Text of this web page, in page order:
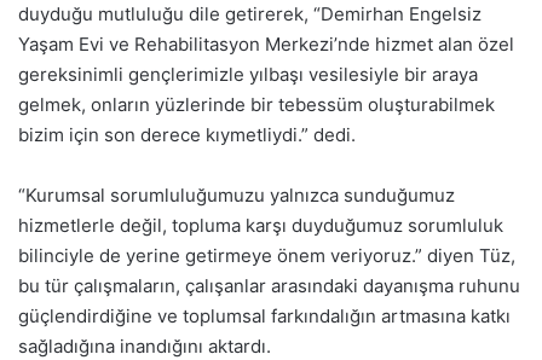
duyduğu mutluluğu dile getirerek, “Demirhan Engelsiz
Yaşam Evi ve Rehabilitasyon Merkezi’nde hizmet alan özel
gereksinimli gençlerimizle yılbaşı vesilesiyle bir araya
gelmek, onların yüzlerinde bir tebessüm oluşturabilmek
bizim için son derece kıymetliydi.” dedi.
“Kurumsal sorumluluğumuzu yalnızca sunduğumuz
hizmetlerle değil, topluma karşı duyduğumuz sorumluluk
bilinciyle de yerine getirmeye önem veriyoruz.” diyen Tüz,
bu tür çalışmaların, çalışanlar arasındaki dayanışma ruhunu
güçlendirdiğine ve toplumsal farkındalığın artmasına katkı
sağladığına inandığını aktardı.